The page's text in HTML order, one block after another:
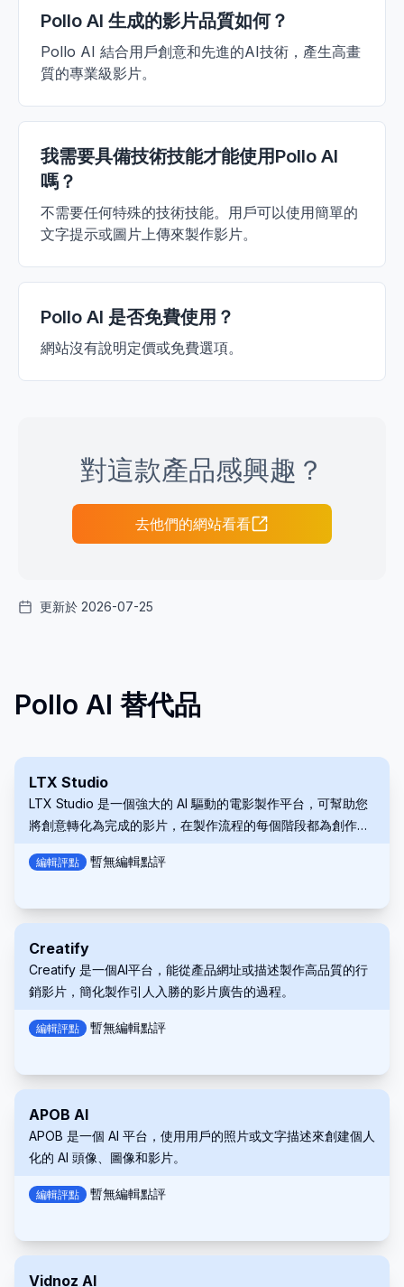
Pollo AI 生成的影片品質如何？
Pollo AI 結合用戶創意和先進的AI技術，產生高畫
質的專業級影片。
我需要具備技術技能才能使用Pollo AI
嗎？
不需要任何特殊的技術技能。用戶可以使用簡單的
文字提示或圖片上傳來製作影片。
Pollo AI 是否免費使用？
網站沒有說明定價或免費選項。
對這款產品感興趣？
去他們的網站看看
更新於 2026-07-25
Pollo AI 替代品
LTX Studio
LTX Studio 是一個強大的 AI 驅動的電影製作平台，可幫助您
將創意轉化為完成的影片，在製作流程的每個階段都為創作者
編輯評點 暫無編輯點評
Creatify
Creatify 是一個AI平台，能從產品網址或描述製作高品質的行
銷影片，簡化製作引人入勝的影片廣告的過程。
編輯評點 暫無編輯點評
APOB AI
APOB 是一個 AI 平台，使用用戶的照片或文字描述來創建個人
化的 AI 頭像、圖像和影片。
編輯評點 暫無編輯點評
Vidnoz AI